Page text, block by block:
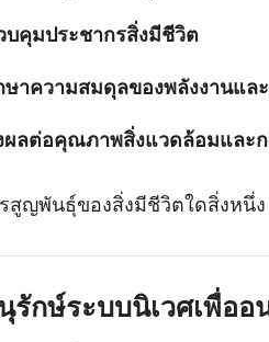
บคุมประชากรสิ่งมีชีวิต
ษาความสมดุลของพลังงานแล
ผลต่อคุณภาพสิ่งแวดล้อมและ
สูญพันธุ์ของสิ่งมีชีวิตใดสิ่งหนึ่
รักษ์ระบบนิเวศเพื่ออ